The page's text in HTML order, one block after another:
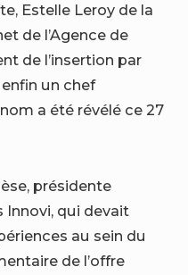
Estelle Leroy de la
de l’Agence de
de l’insertion par
un chef
a été révélé ce 27
présidente
qui devait
au sein du
de l’offre